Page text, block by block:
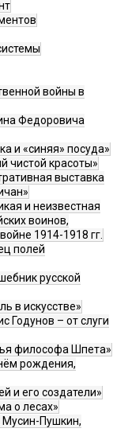
войны в
Федоровича
и «синяя» посуда»
чистой красоты»
выставка
и неизвестная
воинов,
1914-1918 гг.
полей
русской
в искусстве»
Годунов – от слуги
философа Шпета»
рождения,
и его создатели»
о лесах»
Мусин-Пушкин,